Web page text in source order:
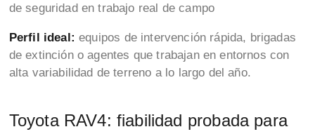
de seguridad en trabajo real de campo
Perfil ideal:equipos de intervención rápida, brigadas
de extinción o agentes que trabajan en entornos con
alta variabilidad de terreno a lo largo del año.
Toyota RAV4: fiabilidad probada para